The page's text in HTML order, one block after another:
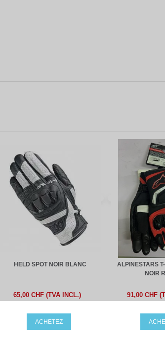
HELD SPOT NOIR BLANC
65,00 CHF (TVA INCL.)
ACHETEZ
ALPINESTARS
NOIR
91,00 CHF